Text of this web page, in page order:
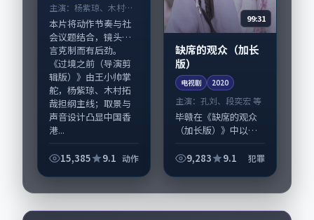
主演： 杨紫琼、木村拓
哉 等
本片将动作节奏与社
会议题结合，镜头语
言克制而有后劲。
《过境之前（导演剪
辑版）》由王小帅掌
舵，杨紫琼、木村拓
哉担纲主线；取景与
声音设计凸显中国香
港...
15,385 9.1 动作
99:31
缺席的观众（加长
版）
电视剧 2020
主演：孔刘、段奕宏 等
毕赣在《缺席的观众
（加长版）》中以细
张力，孔刘、段奕宏
主要在泰国完成制作
协同，2020-04...
9,283 9.1 犯罪